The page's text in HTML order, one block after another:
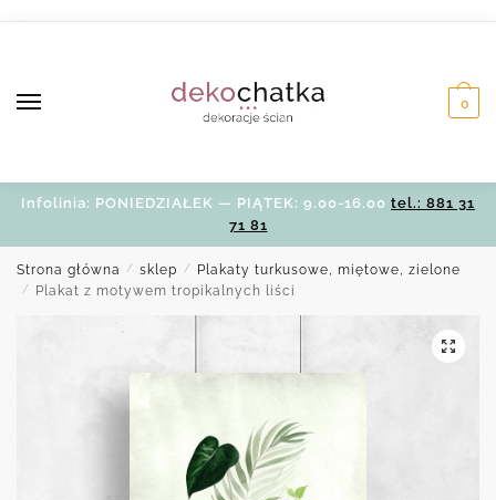
0
Infolinia: PONIEDZIAŁEK — PIĄTEK: 9.00-16.00 tel.: 881 31
71 81
Strona główna / sklep / Plakaty turkusowe, miętowe, zielone
/ Plakat z motywem tropikalnych liści